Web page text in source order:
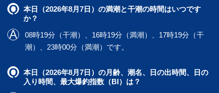
本日（2026年8月7日）の満潮と干潮の時間はいつです
か？
08時19分（干潮）、16時19分（満潮）、17時19分（干
潮）、23時00分（満潮）です。
本日（2026年8月7日）の月齢、潮名、日の出時間、日の
入り時間、最大爆釣指数（BI）は？